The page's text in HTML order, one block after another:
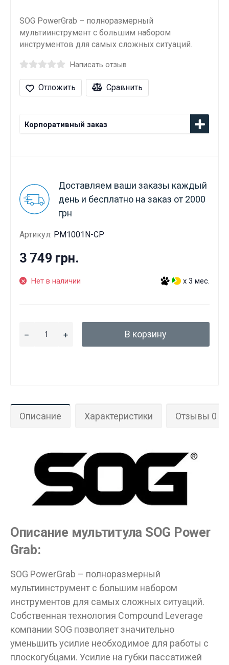
SOG PowerGrab – полноразмерный
мультиинструмент с большим набором
инструментов для самых сложных ситуаций.
Написать отзыв
Отложить Сравнить
Корпоративный заказ
Доставляем ваши заказы каждый
день и бесплатно на заказ от 2000
грн
Артикул: PM1001N-CP
3 749 грн.
Нет в наличии x 3 мес.
В корзину
Описание Характеристики Отзывы 0
Описание мультитула SOG Power
Grab:
SOG PowerGrab – полноразмерный
мультиинструмент с большим набором
инструментов для самых сложных ситуаций.
Собственная технология Compound Leverage
компании SOG позволяет значительно
уменьшить усилие необходимое для работы с
плоскогубцами. Усилие на губки пассатижей
Данные товары продаются лицам,
достигшим 18 лет!
Вам исполнилось 18 лет?
ДА НЕТ